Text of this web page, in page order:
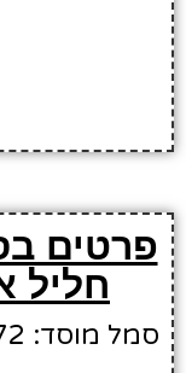
פרטים
חליל
סמל מוסד: 10148072